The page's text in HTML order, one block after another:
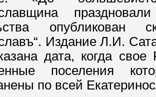
Издание Л.И.
дата, когда
поселения
по всей